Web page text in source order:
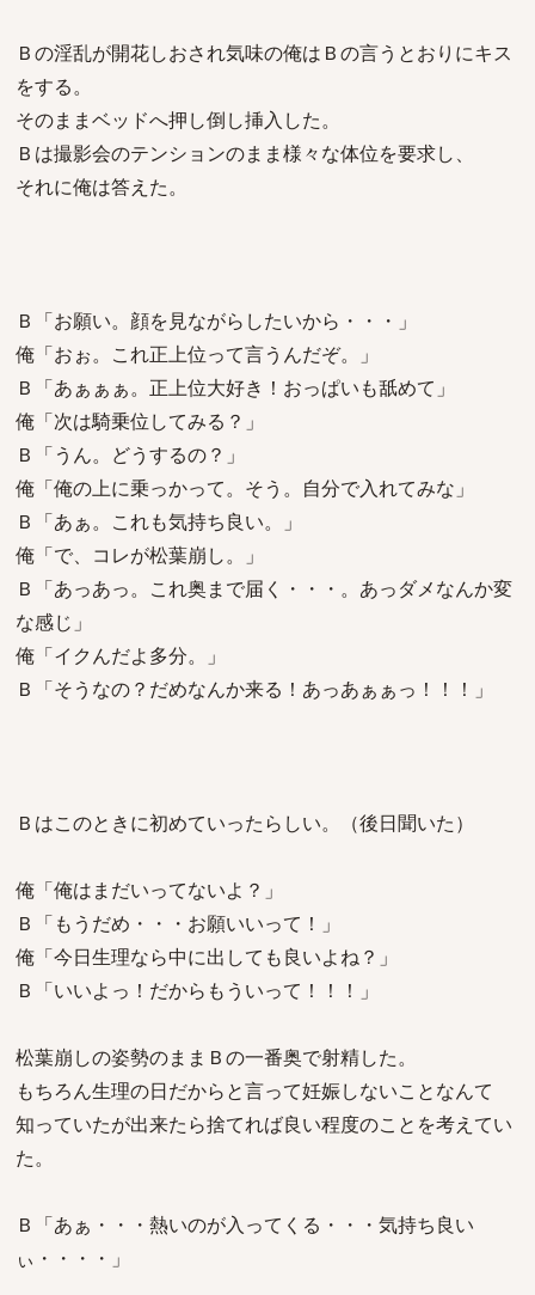
Ｂの淫乱が開花しおされ気味の俺はＢの言うとおりにキス
をする。
そのままベッドへ押し倒し挿入した。
Ｂは撮影会のテンションのまま様々な体位を要求し、
それに俺は答えた。
Ｂ「お願い。顔を見ながらしたいから・・・」
俺「おぉ。これ正上位って言うんだぞ。」
Ｂ「あぁぁぁ。正上位大好き！おっぱいも舐めて」
俺「次は騎乗位してみる？」
Ｂ「うん。どうするの？」
俺「俺の上に乗っかって。そう。自分で入れてみな」
Ｂ「あぁ。これも気持ち良い。」
俺「で、コレが松葉崩し。」
Ｂ「あっあっ。これ奥まで届く・・・。あっダメなんか変
な感じ」
俺「イクんだよ多分。」
Ｂ「そうなの？だめなんか来る！あっあぁぁっ！！！」
Ｂはこのときに初めていったらしい。（後日聞いた）
俺「俺はまだいってないよ？」
Ｂ「もうだめ・・・お願いいって！」
俺「今日生理なら中に出しても良いよね？」
Ｂ「いいよっ！だからもういって！！！」
松葉崩しの姿勢のままＢの一番奥で射精した。
もちろん生理の日だからと言って妊娠しないことなんて
知っていたが出来たら捨てれば良い程度のことを考えてい
た。
Ｂ「あぁ・・・熱いのが入ってくる・・・気持ち良い
ぃ・・・・」